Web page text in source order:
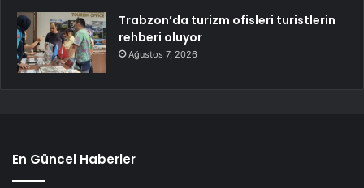
Trabzon’da turizm ofisleri turistlerin
rehberi oluyor
Ağustos 7, 2026
En Güncel Haberler